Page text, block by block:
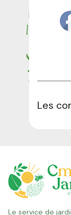
Les
Le service de